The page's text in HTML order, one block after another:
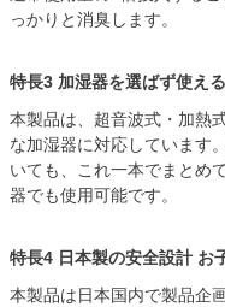
っかりと消臭します。
特長3 加湿器を選ばず使える
本製品は、超音波式・加熱
な加湿器に対応しています
いても、これ一本でまとめ
器でも使用可能です。
特長4 日本製の安全設計 お
本製品は日本国内で製品企